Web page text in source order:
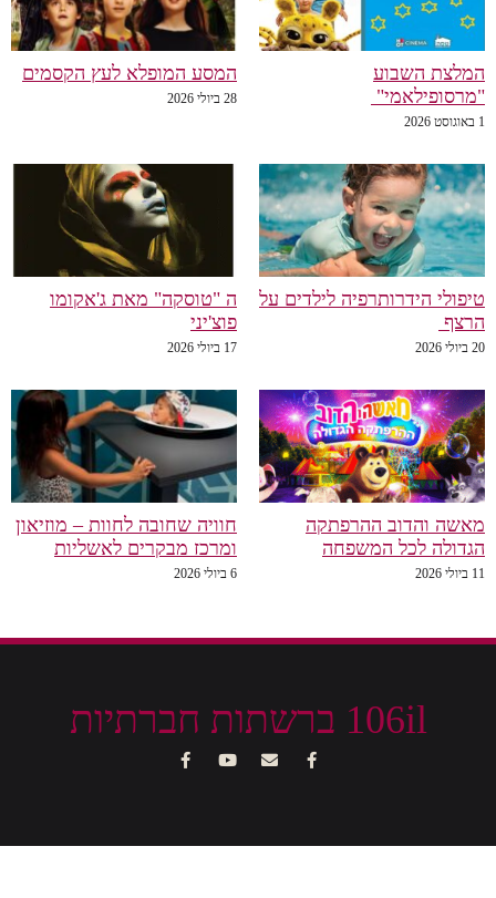
המלצת השבוע
"מרסופילאמי"
1 באוגוסט 2026
המסע המופלא לעץ הקסמים
28 ביולי 2026
טיפולי הידרותרפיה לילדים על
הרצף
20 ביולי 2026
ה "טוסקה" מאת ג'אקומו
פוצ'יני
17 ביולי 2026
מאשה והדוב ההרפתקה
הגדולה לכל המשפחה
11 ביולי 2026
חוויה שחובה לחוות – מוזיאון
ומרכז מבקרים לאשליות
6 ביולי 2026
106il ברשתות חברתיות